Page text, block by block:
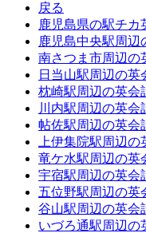
戻る
鹿児島県の駅チカ
鹿児島中央駅周辺
南さつま市周辺の
日当山駅周辺の英
枕崎駅周辺の英会
川内駅周辺の英会
帖佐駅周辺の英会
上伊集院駅周辺
竜ケ水駅周辺の英
宇宿駅周辺の英会
五位野駅周辺の英
谷山駅周辺の英会
いづろ通駅周辺の